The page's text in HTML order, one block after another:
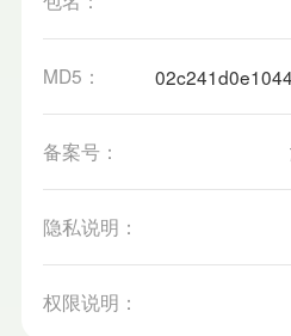
MD5：
备案号：
隐私说明：
权限说明：